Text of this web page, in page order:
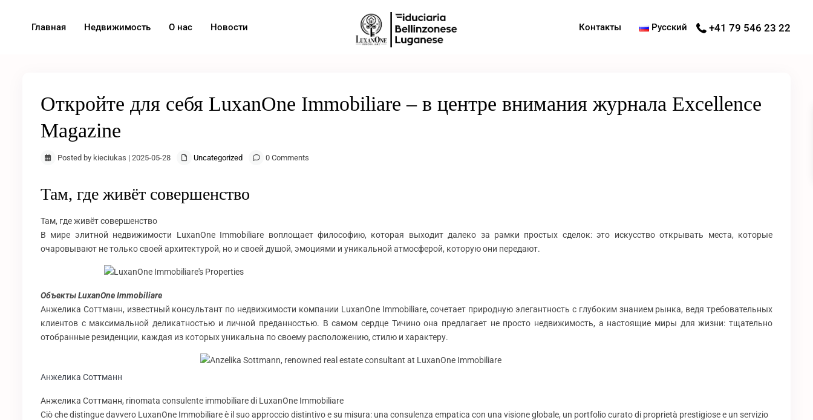
Главная Недвижимость О нас Новости Контакты Русский +41 79 546 23 22
Откройте для себя LuxanOne Immobiliare – в центре внимания журнала Excellence
Magazine
Posted by kieciukas | 2025-05-28 Uncategorized 0 Comments
Там, где живёт совершенство
Там, где живёт совершенство
В мире элитной недвижимости LuxanOne Immobiliare воплощает философию, которая выходит далеко за рамки простых сделок: это искусство открывать места, которые
очаровывают не только своей архитектурой, но и своей душой, эмоциями и уникальной атмосферой, которую они передают.
Объекты LuxanOne Immobiliare
Анжелика Соттманн, известный консультант по недвижимости компании LuxanOne Immobiliare, сочетает природную элегантность с глубоким знанием рынка, ведя требовательных
клиентов с максимальной деликатностью и личной преданностью. В самом сердце Тичино она предлагает не просто недвижимость, а настоящие миры для жизни: тщательно
отобранные резиденции, каждая из которых уникальна по своему расположению, стилю и характеру.
Анжелика Соттманн
Анжелика Соттманн, rinomata consulente immobiliare di LuxanOne Immobiliare
Ciò che distingue davvero LuxanOne Immobiliare è il suo approccio distintivo e su misura: una consulenza empatica con una visione globale, un portfolio curato di proprietà prestigiose e un servizio